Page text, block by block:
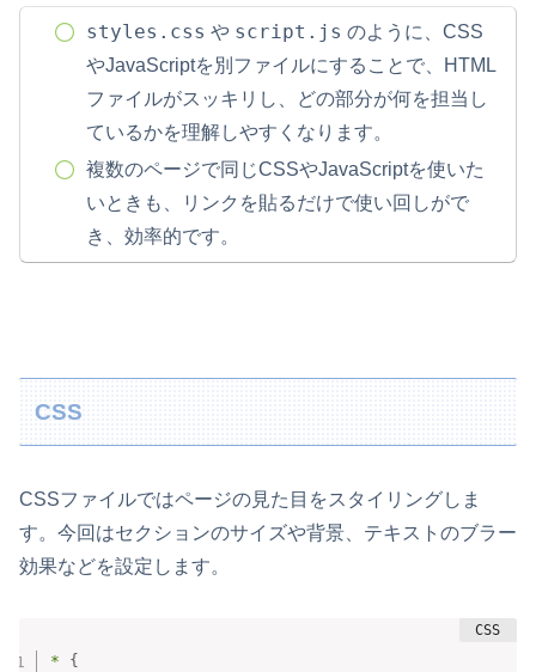
styles.css や script.js のように、CSS
やJavaScriptを別ファイルにすることで、HTML
ファイルがスッキリし、どの部分が何を担当し
ているかを理解しやすくなります。
複数のページで同じCSSやJavaScriptを使いた
いときも、リンクを貼るだけで使い回しがで
き、効率的です。
CSS
CSSファイルではページの見た目をスタイリングしま
す。今回はセクションのサイズや背景、テキストのブラー
効果などを設定します。
*
{